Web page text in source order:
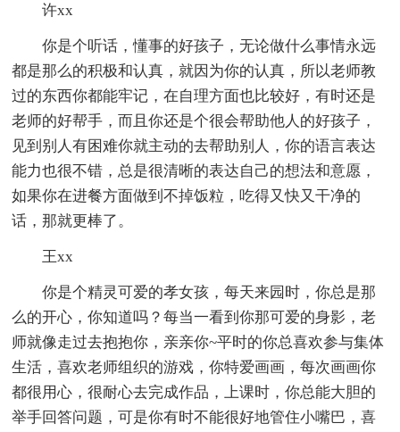
许xx
你是个听话，懂事的好孩子，无论做什么事情永远
都是那么的积极和认真，就因为你的认真，所以老师教
过的东西你都能牢记，在自理方面也比较好，有时还是
老师的好帮手，而且你还是个很会帮助他人的好孩子，
见到别人有困难你就主动的去帮助别人，你的语言表达
能力也很不错，总是很清晰的表达自己的想法和意愿，
如果你在进餐方面做到不掉饭粒，吃得又快又干净的
话，那就更棒了。
王xx
你是个精灵可爱的孝女孩，每天来园时，你总是那
么的开心，你知道吗？每当一看到你那可爱的身影，老
师就像走过去抱抱你，亲亲你~平时的你总喜欢参与集体
生活，喜欢老师组织的游戏，你特爱画画，每次画画你
都很用心，很耐心去完成作品，上课时，你总能大胆的
举手回答问题，可是你有时不能很好地管住小嘴巴，喜